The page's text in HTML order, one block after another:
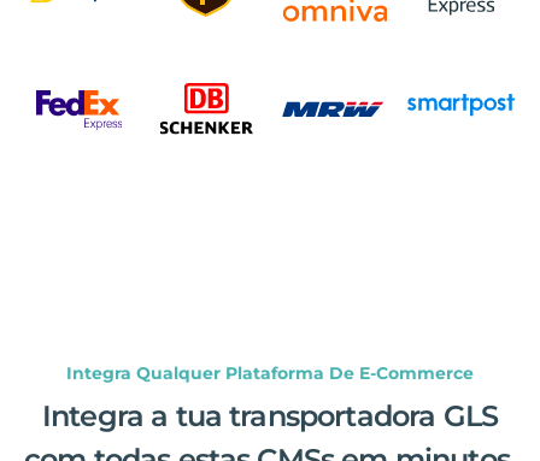
Integra Qualquer Plataforma De E-Commerce
Integra a tua transportadora GLS